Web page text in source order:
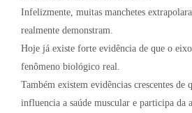
Infelizmente, muitas manchetes
realmente demonstram.
Hoje já existe forte evidência de que o
fenômeno biológico real.
Também existem evidências crescentes de
influencia a saúde muscular e participa da